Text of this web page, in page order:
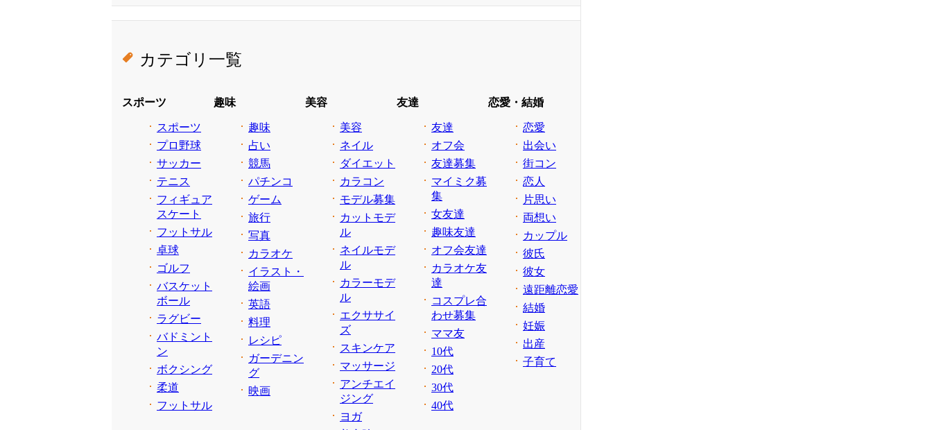
カテゴリ一覧
スポーツ
スポーツ
プロ野球
サッカー
テニス
フィギュア
スケート
フットサル
卓球
ゴルフ
バスケット
ボール
ラグビー
バドミント
ン
ボクシング
柔道
フットサル
趣味
趣味
占い
競馬
パチンコ
ゲーム
旅行
写真
カラオケ
イラスト・
絵画
英語
料理
レシピ
ガーデニン
グ
映画
美容
美容
ネイル
ダイエット
カラコン
モデル募集
カットモデ
ル
ネイルモデ
ル
カラーモデ
ル
エクササイ
ズ
スキンケア
マッサージ
アンチエイ
ジング
ヨガ
友達
友達
オフ会
友達募集
マイミク募
集
女友達
趣味友達
オフ会友達
カラオケ友
達
コスプレ合
わせ募集
ママ友
10代
20代
30代
40代
恋愛・結婚
恋愛
出会い
街コン
恋人
片思い
両想い
カップル
彼氏
彼女
遠距離恋愛
結婚
妊娠
出産
子育て